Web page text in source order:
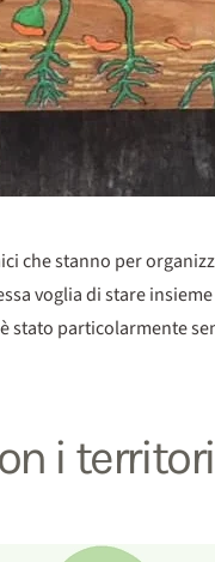
che stanno per
voglia di stare
particolarmente
i